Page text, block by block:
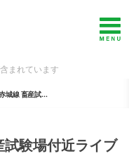
まれています
城線 畜産試...
験場付近ライブ